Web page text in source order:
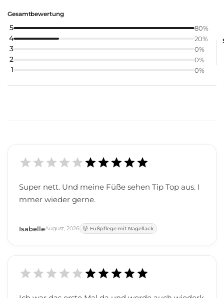
Gesamtbewertung
5 80%
4 20%
3 0%
2 0%
1 0%
Super nett. Und meine Füße sehen Tip Top aus. I
mmer wieder gerne.
IsabelleAugust,2026 Fußpflege mit Nagellack